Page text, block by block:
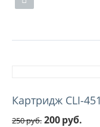
Картридж CLI-
250руб. 200руб.